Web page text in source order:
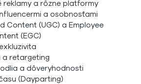
reklamy a rôzne platformy
a osobnosťami
Content (UGC) a Employee
(EGC)
a retargeting
a dôveryhodnosti
(Dayparting)